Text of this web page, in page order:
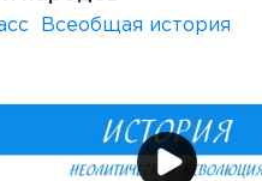
Всеобщая история